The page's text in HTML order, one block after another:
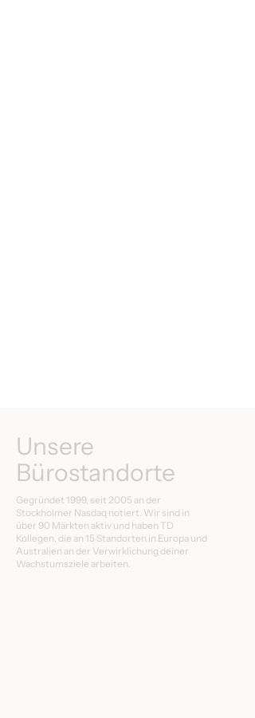
Unsere
Bürostandorte
Gegründet 1999, seit 2005 an der
Stockholmer Nasdaq notiert. Wir sind in
über 90 Märkten aktiv und haben TD
Kollegen, die an 15 Standorten in Europa und
Australien an der Verwirklichung deiner
Wachstumsziele arbeiten.